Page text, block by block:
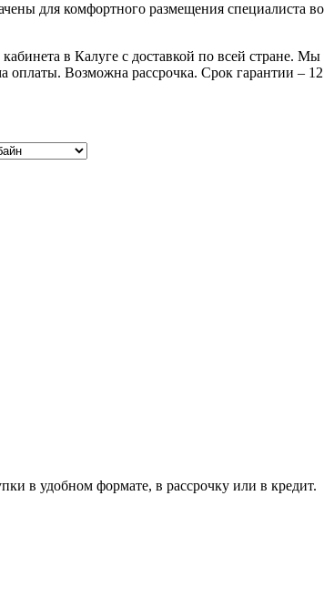
для комфортного размещения
в Калуге с доставкой по всей стране.
Возможна рассрочка. Срок гарантии – 12
в удобном формате, в рассрочку или в кредит.